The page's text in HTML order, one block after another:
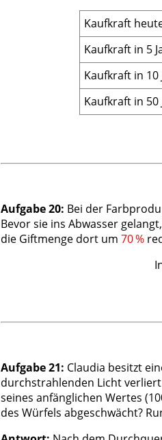
Kaufkraft
Kaufkraft in 5
Kaufkraft in 10
Kaufkraft in 50
Aufgabe 20: Bei der
Bevor sie ins Abwasser
die Giftmenge dort um 70 %
Aufgabe 21: Claudia besitzt
durchstrahlenden Licht
seines anfänglichen Wertes
des Würfels abgeschwächt?